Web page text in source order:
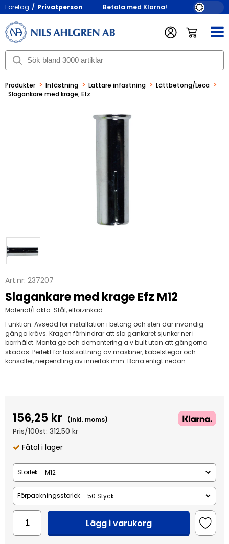
Företag / Privatperson Betala med Klarna!
Produkter > Infästning > Lättare infästning > Lättbetong/Leca >
Slagankare med krage, Efz
Art.nr: 237207
Slagankare med krage Efz M12
Material/Fakta: Stål, elförzinkad
Funktion: Avsedd för installation i betong och sten där invändig
gänga krävs. Kragen förhindrar att sla gankaret sjunker ner i
borrhålet. Monta ge och demontering a v bult utan att gängorna
skadas. Perfekt för fastsättning av maskiner, kabelstegar och
konsoller, nerpendling av innertak mm. Borra enligt nedan.
156,25 kr (inkl. moms)
Pris/100st: 312,50 kr
Fåtal i lager
Storlek
Förpackningsstorlek
Lägg i varukorg